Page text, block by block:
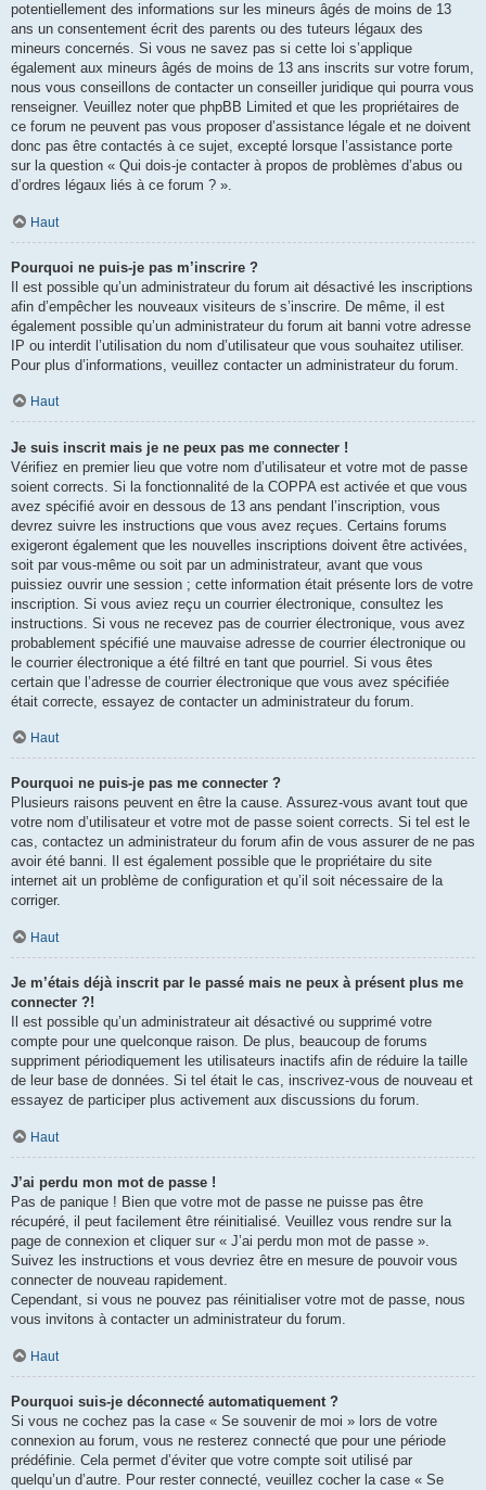
potentiellement des informations sur les mineurs âgés de moins de 13
ans un consentement écrit des parents ou des tuteurs légaux des
mineurs concernés. Si vous ne savez pas si cette loi s’applique
également aux mineurs âgés de moins de 13 ans inscrits sur votre forum,
nous vous conseillons de contacter un conseiller juridique qui pourra vous
renseigner. Veuillez noter que phpBB Limited et que les propriétaires de
ce forum ne peuvent pas vous proposer d’assistance légale et ne doivent
donc pas être contactés à ce sujet, excepté lorsque l’assistance porte
sur la question « Qui dois-je contacter à propos de problèmes d’abus ou
d’ordres légaux liés à ce forum ? ».
Haut
Pourquoi ne puis-je pas m’inscrire ?
Il est possible qu’un administrateur du forum ait désactivé les inscriptions
afin d’empêcher les nouveaux visiteurs de s’inscrire. De même, il est
également possible qu’un administrateur du forum ait banni votre adresse
IP ou interdit l’utilisation du nom d’utilisateur que vous souhaitez utiliser.
Pour plus d’informations, veuillez contacter un administrateur du forum.
Haut
Je suis inscrit mais je ne peux pas me connecter !
Vérifiez en premier lieu que votre nom d’utilisateur et votre mot de passe
soient corrects. Si la fonctionnalité de la COPPA est activée et que vous
avez spécifié avoir en dessous de 13 ans pendant l’inscription, vous
devrez suivre les instructions que vous avez reçues. Certains forums
exigeront également que les nouvelles inscriptions doivent être activées,
soit par vous-même ou soit par un administrateur, avant que vous
puissiez ouvrir une session ; cette information était présente lors de votre
inscription. Si vous aviez reçu un courrier électronique, consultez les
instructions. Si vous ne recevez pas de courrier électronique, vous avez
probablement spécifié une mauvaise adresse de courrier électronique ou
le courrier électronique a été filtré en tant que pourriel. Si vous êtes
certain que l’adresse de courrier électronique que vous avez spécifiée
était correcte, essayez de contacter un administrateur du forum.
Haut
Pourquoi ne puis-je pas me connecter ?
Plusieurs raisons peuvent en être la cause. Assurez-vous avant tout que
votre nom d’utilisateur et votre mot de passe soient corrects. Si tel est le
cas, contactez un administrateur du forum afin de vous assurer de ne pas
avoir été banni. Il est également possible que le propriétaire du site
internet ait un problème de configuration et qu’il soit nécessaire de la
corriger.
Haut
Je m’étais déjà inscrit par le passé mais ne peux à présent plus me
connecter ?!
Il est possible qu’un administrateur ait désactivé ou supprimé votre
compte pour une quelconque raison. De plus, beaucoup de forums
suppriment périodiquement les utilisateurs inactifs afin de réduire la taille
de leur base de données. Si tel était le cas, inscrivez-vous de nouveau et
essayez de participer plus activement aux discussions du forum.
Haut
J’ai perdu mon mot de passe !
Pas de panique ! Bien que votre mot de passe ne puisse pas être
récupéré, il peut facilement être réinitialisé. Veuillez vous rendre sur la
page de connexion et cliquer sur « J’ai perdu mon mot de passe ».
Suivez les instructions et vous devriez être en mesure de pouvoir vous
connecter de nouveau rapidement.
Cependant, si vous ne pouvez pas réinitialiser votre mot de passe, nous
vous invitons à contacter un administrateur du forum.
Haut
Pourquoi suis-je déconnecté automatiquement ?
Si vous ne cochez pas la case « Se souvenir de moi » lors de votre
connexion au forum, vous ne resterez connecté que pour une période
prédéfinie. Cela permet d’éviter que votre compte soit utilisé par
quelqu’un d’autre. Pour rester connecté, veuillez cocher la case « Se